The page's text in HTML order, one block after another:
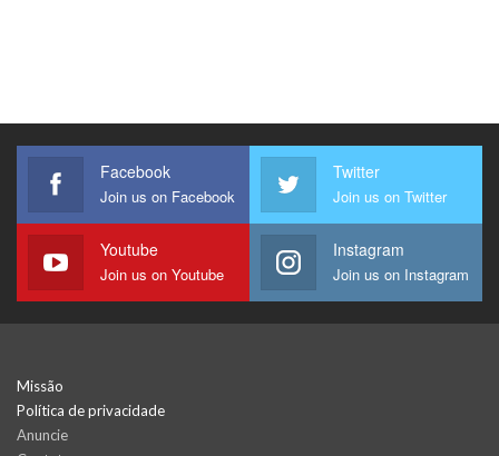
Facebook
Join us on Facebook
Twitter
Join us on Twitter
Youtube
Join us on Youtube
Instagram
Join us on Instagram
Missão
Política de privacidade
Anuncie